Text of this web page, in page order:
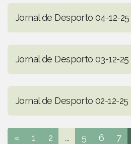
Jornal de Desporto 04-12-25
Jornal de Desporto 03-12-25
Jornal de Desporto 02-12-25
« 1 2 ... 5 6 7